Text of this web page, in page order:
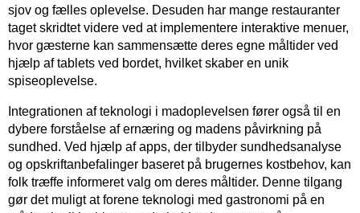
sjov og fælles oplevelse. Desuden har mange restauranter
taget skridtet videre ved at implementere interaktive menuer,
hvor gæsterne kan sammensætte deres egne måltider ved
hjælp af tablets ved bordet, hvilket skaber en unik
spiseoplevelse.
Integrationen af teknologi i madoplevelsen fører også til en
dybere forståelse af ernæring og madens påvirkning på
sundhed. Ved hjælp af apps, der tilbyder sundhedsanalyse
og opskriftanbefalinger baseret på brugernes kostbehov, kan
folk træffe informeret valg om deres måltider. Denne tilgang
gør det muligt at forene teknologi med gastronomi på en